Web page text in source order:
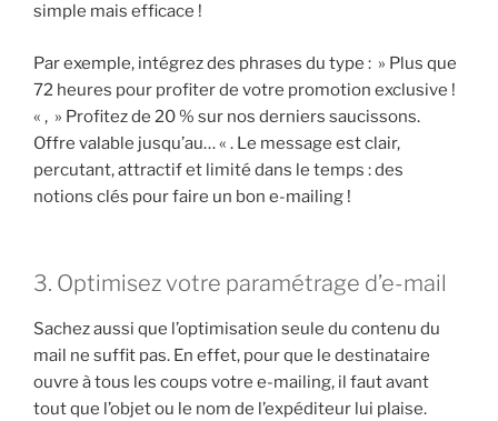
simple mais efficace !
Par exemple, intégrez des phrases du type : » Plus que
72 heures pour profiter de votre promotion exclusive !
« , » Profitez de 20 % sur nos derniers saucissons.
Offre valable jusqu’au… « . Le message est clair,
percutant, attractif et limité dans le temps : des
notions clés pour faire un bon e-mailing !
3. Optimisez votre paramétrage d’e-mail
Sachez aussi que l’optimisation seule du contenu du
mail ne suffit pas. En effet, pour que le destinataire
ouvre à tous les coups votre e-mailing, il faut avant
tout que l’objet ou le nom de l’expéditeur lui plaise.